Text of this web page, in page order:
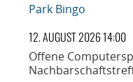
Park Bingo
12. AUGUST 2026 14:00
Offene